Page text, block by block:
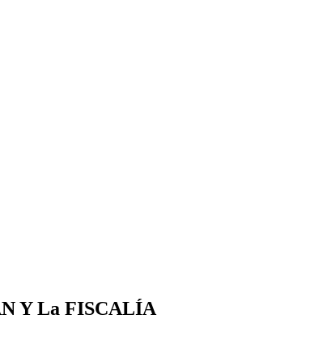
Y La FISCALÍA